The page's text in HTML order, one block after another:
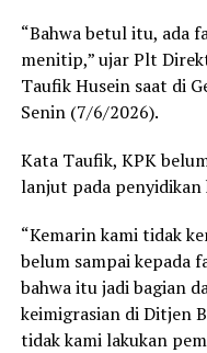
“Bahwa betul itu, ada
menitip,” ujar Plt
Taufik Husein saat di
Senin (7/6/2026).
Kata Taufik, KPK
lanjut pada penyidikan
“Kemarin kami tidak
belum sampai kepada
bahwa itu jadi bagian
keimigrasian di Ditjen
tidak kami lakukan